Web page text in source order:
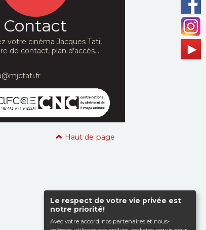
Le respect de votre vie privée est
notre priorité!
Avec votre accord, nos partenaires et nous-
Contact
votre cinéma Jacques Tati,
de contact, plan d'accès...
Haut de page